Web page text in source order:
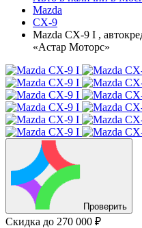
Mazda
CX-9
Mazda CX-9 I ,
«Астар Моторс»
Проверить
Скидка до 270 000 ₽